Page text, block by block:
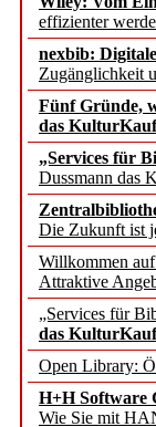
effizienter
nexbib:
Zugänglichkeit
Fünf Gründe,
das
„Services für
Dussmann das
Die Zukunft ist
Willkommen
Attraktive
„Services für
das
Open Library:
H+H Software
Wie Sie mit
des